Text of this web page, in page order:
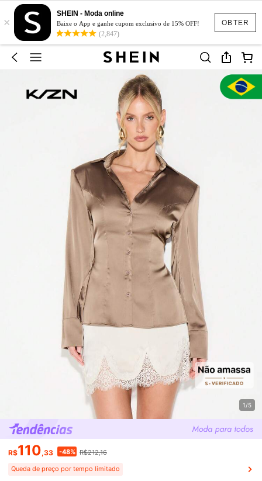
OBTER
×
SHEIN - Moda online
Baixe o App e ganhe cupom exclusivo de 15% OFF!
(2,847)
1/5
R$110,33 -48% R$212,16
Queda de preço por tempo limitado